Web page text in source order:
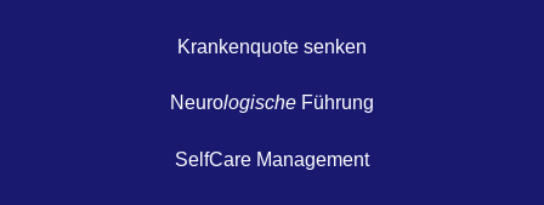
Krankenquote senken
Neurologische Führung
SelfCare Management